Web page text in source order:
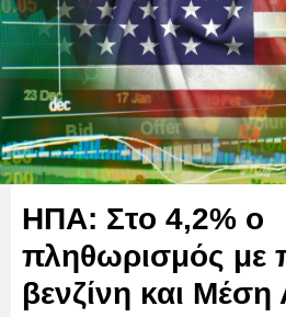
ΗΠΑ: Στο 4,2% ο
πληθωρισμός με
βενζίνη και Μέση